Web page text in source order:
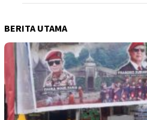
BERITA UTAMA